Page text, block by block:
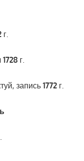
г.
1728г.
запись 1772г.